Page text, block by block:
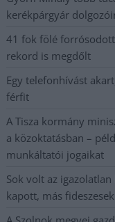
kerékpárgyár
41 fok fölé
rekord is megdőlt
Egy telefonhívást
férfit
A Tisza kormány
a közoktatásban –
munkáltatói jogaikat
Sok volt az
kapott, más